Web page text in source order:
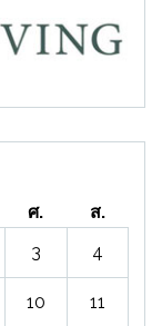
ศ.
ส.
3 4
10 11